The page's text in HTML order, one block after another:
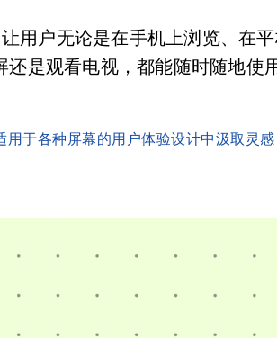
用户无论是在手机上浏览、在平
还是观看电视，都能随时随地使
用于各种屏幕的用户体验设计中汲取灵